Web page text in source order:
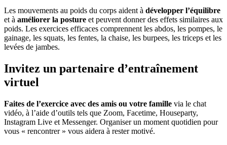
Les mouvements au poids du corps aident à développer l’équilibre
et à améliorer la posture et peuvent donner des effets similaires aux
poids. Les exercices efficaces comprennent les abdos, les pompes, le
gainage, les squats, les fentes, la chaise, les burpees, les triceps et les
levées de jambes.
Invitez un partenaire d’entraînement
virtuel
Faites de l’exercice avec des amis ou votre famille via le chat
vidéo, à l’aide d’outils tels que Zoom, Facetime, Houseparty,
Instagram Live et Messenger. Organiser un moment quotidien pour
vous « rencontrer » vous aidera à rester motivé.